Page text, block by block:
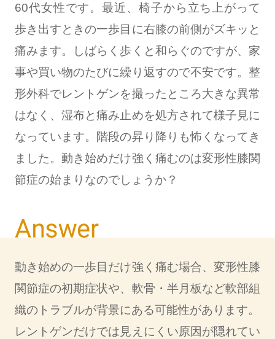
60代女性です。最近、椅子から立ち上がって
歩き出すときの一歩目に右膝の前側がズキッと
痛みます。しばらく歩くと和らぐのですが、家
事や買い物のたびに繰り返すので不安です。整
形外科でレントゲンを撮ったところ大きな異常
はなく、湿布と痛み止めを処方されて様子見に
なっています。階段の昇り降りも怖くなってき
ました。動き始めだけ強く痛むのは変形性膝関
節症の始まりなのでしょうか？
動き始めの一歩目だけ強く痛む場合、変形性膝
関節症の初期症状や、軟骨・半月板など軟部組
織のトラブルが背景にある可能性があります。
レントゲンだけでは見えにくい原因が隠れてい